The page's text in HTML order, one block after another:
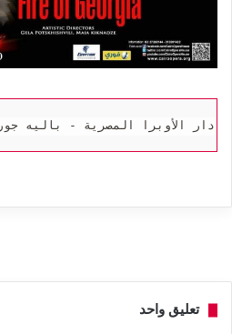
تعليق واحد